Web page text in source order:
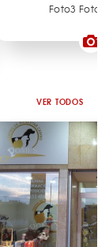
Foto3
VER TODOS